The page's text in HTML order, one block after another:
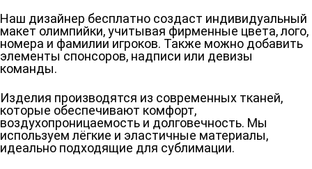
Наш дизайнер бесплатно создаст индивидуальный
макет олимпийки, учитывая фирменные цвета, лого,
номера и фамилии игроков. Также можно добавить
элементы спонсоров, надписи или девизы
команды.
Изделия производятся из современных тканей,
которые обеспечивают комфорт,
воздухопроницаемость и долговечность. Мы
используем лёгкие и эластичные материалы,
идеально подходящие для сублимации.